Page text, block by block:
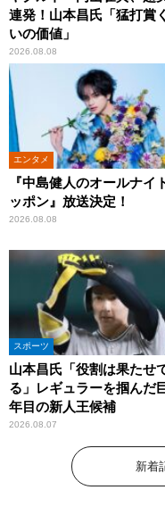
連発！山本昌氏「猛打賞
いの価値」
2026.08.08
エンタメ
『中島健人のオールナイ
ッポン』放送決定！
2026.08.08
スポーツ
山本昌氏「役割は果たせ
る」レギュラーを掴んだ
年目の新人王候補
2026.08.07
新着